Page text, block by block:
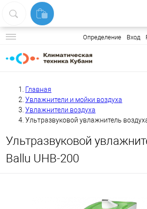
Определение Вход
Главная
Увлажнители и мойки воздуха
Увлажнители воздуха
Ультразвуковой увлажнитель
Ультразвуковой
Ballu UHB-200